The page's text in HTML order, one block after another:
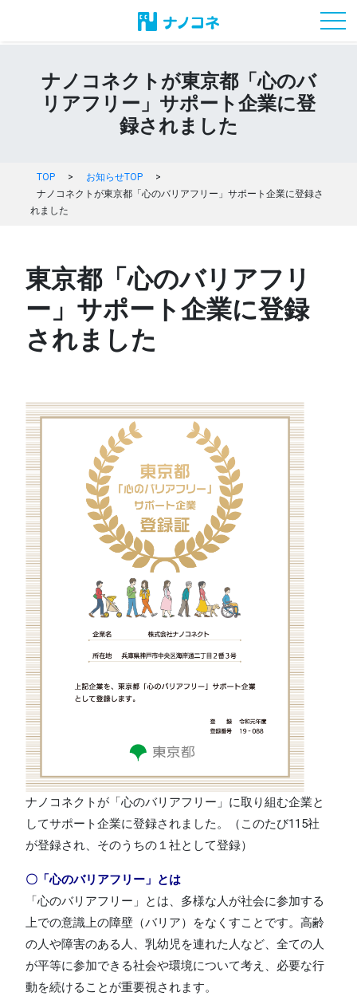
ナノコネクトが東京都「心のバ
リアフリー」サポート企業に登
録されました
TOP > お知らせTOP
>
ナノコネクトが東京都「心のバリアフリー」サポート企業に登録さ
れました
東京都「心のバリアフリ
ー」サポート企業に登録
されました
ナノコネクトが「心のバリアフリー」に取り組む企業と
してサポート企業に登録されました。（このたび115社
が登録され、そのうちの１社として登録）
〇「心のバリアフリー」とは
「心のバリアフリー」とは、多様な人が社会に参加する
上での意識上の障壁（バリア）をなくすことです。高齢
の人や障害のある人、乳幼児を連れた人など、全ての人
が平等に参加できる社会や環境について考え、必要な行
動を続けることが重要視されます。